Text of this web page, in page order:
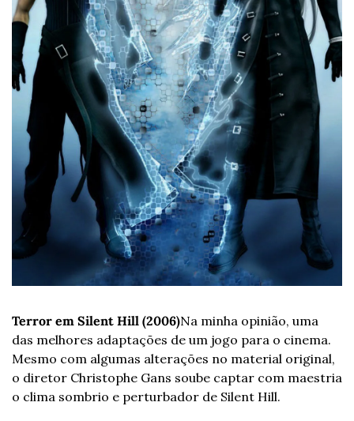
Terror em Silent Hill (2006)Na minha opinião, uma
das melhores adaptações de um jogo para o cinema.
Mesmo com algumas alterações no material original,
o diretor Christophe Gans soube captar com maestria
o clima sombrio e perturbador de Silent Hill.